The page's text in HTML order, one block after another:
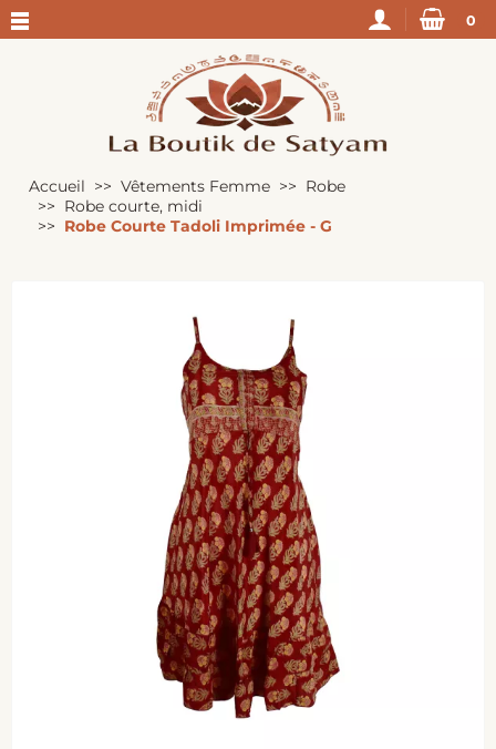
0
Accueil Vêtements Femme
Robe
Robe courte, midi
Robe Courte Tadoli Imprimée - G